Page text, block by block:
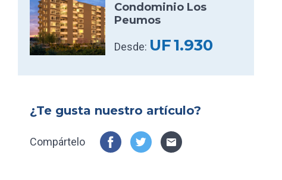
Condominio Los
Peumos
Desde: UF1.930
¿Te gusta nuestro artículo?
Compártelo